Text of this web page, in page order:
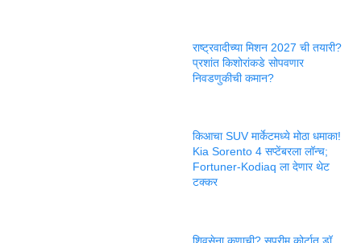
राष्ट्रवादीच्या मिशन 2027 ची तयारी?
प्रशांत किशोरांकडे सोपवणार
निवडणुकीची कमान?
किआचा SUV मार्केटमध्ये मोठा धमाका!
Kia Sorento 4 सप्टेंबरला लॉन्च;
Fortuner-Kodiaq ला देणार थेट
टक्कर
शिवसेना कुणाची? सुप्रीम कोर्टात डॉ.